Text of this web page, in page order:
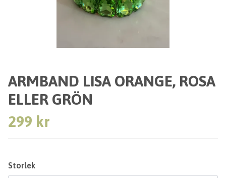
ARMBAND LISA ORANGE, ROSA
ELLER GRÖN
299 kr
Storlek